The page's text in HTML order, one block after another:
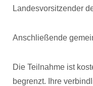
Landesvorsitzender
Anschließende
Die Teilnahme ist
begrenzt. Ihre